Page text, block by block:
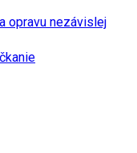
opravu nezávislej